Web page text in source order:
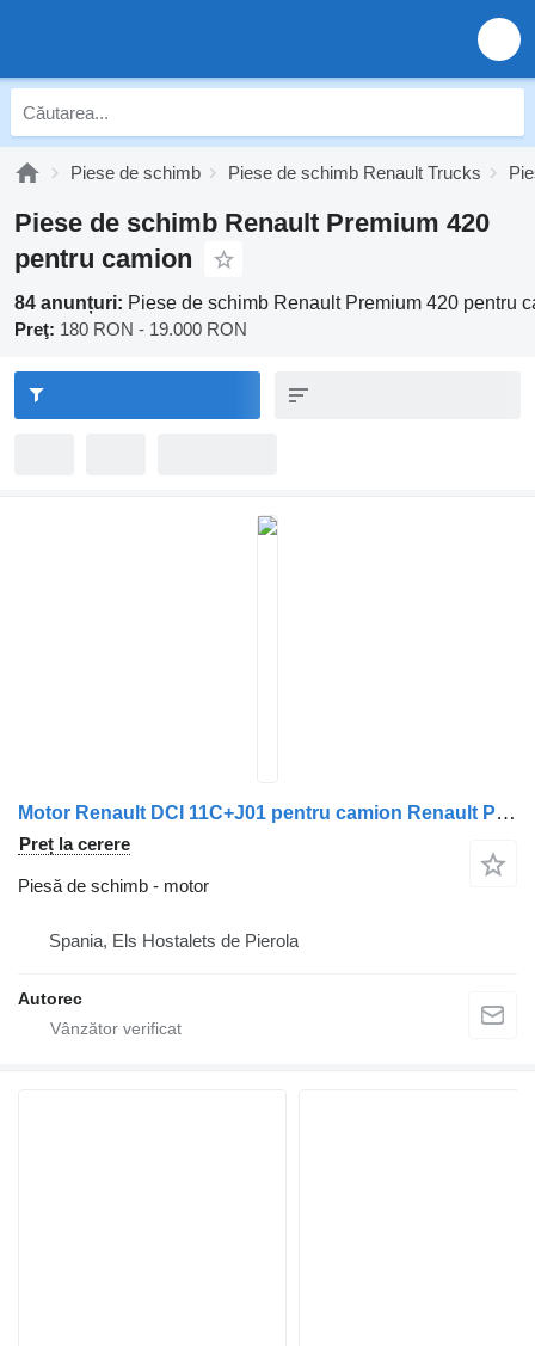
Piese de schimb Piese de schimb Renault Trucks
Piese de schimb Renault Premium 420
pentru camion
84 anunțuri: Piese de schimb Renault Premium 420 pentru
Preţ: 180 RON - 19.000 RON
Motor Renault DCI 11C+J01 pentru camion Renault Premium 420
Preț la cerere
Piesă de schimb - motor
Spania, Els Hostalets de Pierola
Autorec